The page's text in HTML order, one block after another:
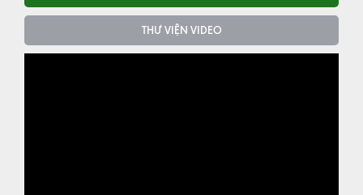
THƯ VIỆN VIDEO